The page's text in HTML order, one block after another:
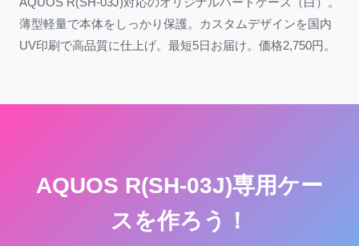
薄型軽量で本体をしっかり保護。カスタムデザインを国内
UV印刷で高品質に仕上げ。最短5日お届け。価格2,750円。
AQUOS R(SH-03J)専用ケー
スを作ろう！